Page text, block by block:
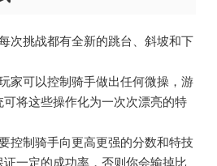
次挑战都有全新的跳台、斜坡和下
家可以控制骑手做出任何微操，游
将这些操作化为一次次漂亮的特
控制骑手向更高更强的分数和特技
一定的成功率，否则你会输掉比